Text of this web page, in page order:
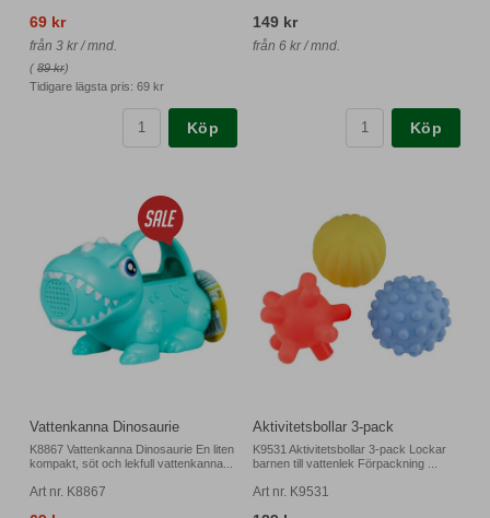
69 kr
från 3 kr / mnd.
( 89 kr)
Tidigare lägsta pris: 69 kr
Köp
149 kr
från 6 kr / mnd.
Köp
Vattenkanna Dinosaurie
K8867 Vattenkanna Dinosaurie En liten
kompakt, söt och lekfull vattenkanna...
Art nr. K8867
Aktivitetsbollar 3-pack
K9531 Aktivitetsbollar 3-pack Lockar
barnen till vattenlek Förpackning ...
Art nr. K9531